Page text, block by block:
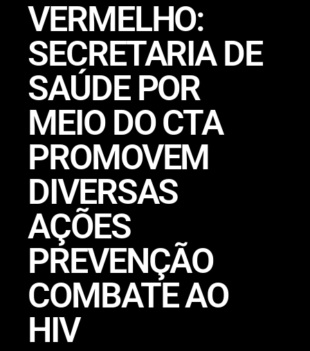
VERMELHO:
SECRETARIA DE
SAÚDE POR
MEIO DO CTA
PROMOVEM
DIVERSAS
AÇÕES
PREVENÇÃO
COMBATE AO
HIV